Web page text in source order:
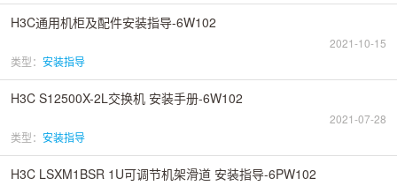
H3C通用机柜及配件安装指导-6W102
2021-10-15
类型： 安装指导
H3C S12500X-2L交换机 安装手册-6W102
2021-07-28
类型： 安装指导
H3C LSXM1BSR 1U可调节机架滑道 安装指导-6PW102